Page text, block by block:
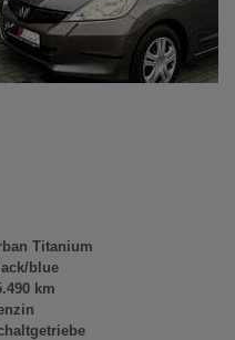
Titanium
blue
km